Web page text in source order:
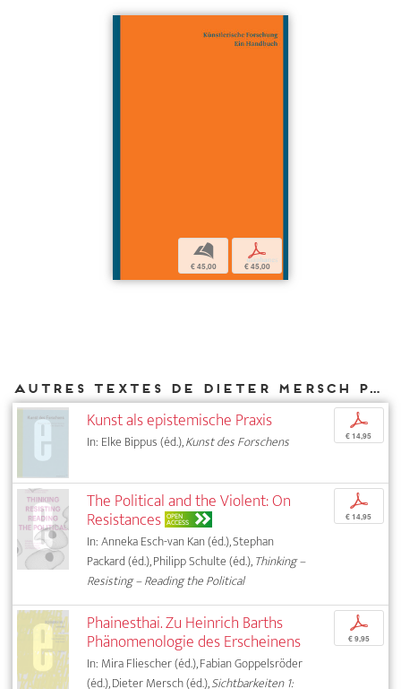
b
€ 45,00
p
€ 45,00
Autres textes de Dieter Mersch parus chez DIAPHANES
Kunst als epistemische Praxis
In: Elke Bippus (éd.),Kunst des Forschens
p
€ 14,95
The Political and the Violent: On
Resistances OPEN
ACCESS
In: Anneka Esch-van Kan (éd.), Stephan
Packard (éd.), Philipp Schulte (éd.),Thinking –
Resisting – Reading the Political
p
€ 14,95
Phainesthai. Zu Heinrich Barths
Phänomenologie des Erscheinens
In: Mira Fliescher (éd.), Fabian Goppelsröder
(éd.), Dieter Mersch (éd.),Sichtbarkeiten 1:
p
€ 9,95